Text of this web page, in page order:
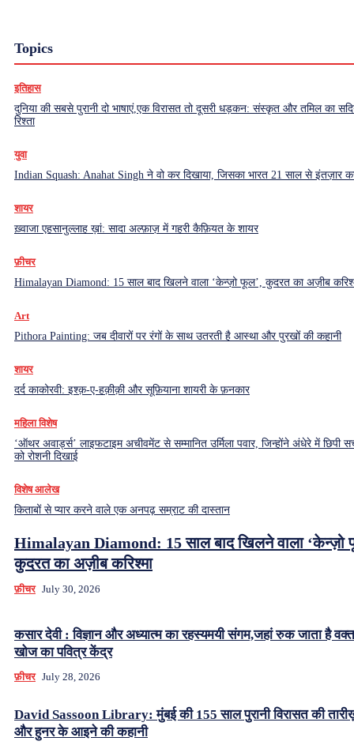
Topics
इतिहास
दुनिया की सबसे पुरानी दो भाषाएं,एक विरासत तो दूसरी धड़कन: संस्कृत और तमिल का
रिश्ता
युवा
Indian Squash: Anahat Singh ने वो कर दिखाया, जिसका भारत 21 साल से इंतज़ार
शायर
ख़्वाजा एहसानुल्लाह ख़ां: सादा अल्फ़ाज़ में गहरी कैफ़ियत के शायर
फ़ीचर
Himalayan Diamond: 15 साल बाद खिलने वाला ‘केन्ज़ो फूल’, कुदरत का अज़ीब
Art
Pithora Painting: जब दीवारों पर रंगों के साथ उतरती है आस्था और पुरखों की कहानी
शायर
दर्द काकोरवी: इश्क़-ए-हक़ीक़ी और सूफ़ियाना शायरी के फ़नकार
महिला विशेष
‘ऑथर अवार्ड्स’ लाइफटाइम अचीवमेंट से सम्मानित उर्मिला पवार, जिन्होंने अंधेरे में छिपी
को रोशनी दिखाई
विशेष आलेख
किताबों से प्यार करने वाले एक अनपढ़ सम्राट की दास्तान
Himalayan Diamond: 15 साल बाद खिलने वाला ‘केन्ज़ो
कुदरत का अज़ीब करिश्मा
फ़ीचर July 30, 2026
कसार देवी : विज्ञान और अध्यात्म का रहस्यमयी संगम,जहां रुक जाता है
खोज का पवित्र केंद्र
फ़ीचर July 28, 2026
David Sassoon Library: मुंबई की 155 साल पुरानी विरासत की
और हुनर के आइने की कहानी